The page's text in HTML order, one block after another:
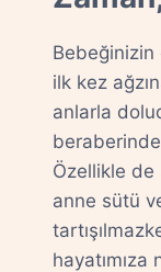
Bebeğinizin
ilk kez
anlarla
Özellikle
anne sütü